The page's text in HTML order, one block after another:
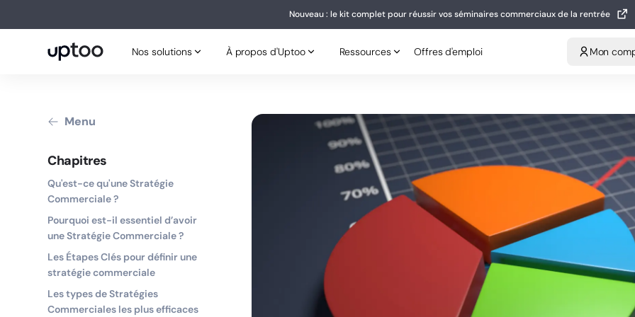
Nouveau : le kit complet pour réussir vos séminaires commerciaux de la rentrée
Nos solutions À propos d'Uptoo Ressources Offres d'emploi Mon
Nouveau : le kit complet pour réussir vos séminaires commerciaux de la rentrée
Nos solutions À propos d'Uptoo Ressources Offres d'emploi Mon
Menu
Chapitres
Qu'est-ce qu'une Stratégie
Commerciale ?
Pourquoi est-il essentiel d’avoir
une Stratégie Commerciale ?
Les Étapes Clés pour définir une
stratégie commerciale
Les types de Stratégies
Commerciales les plus efficaces